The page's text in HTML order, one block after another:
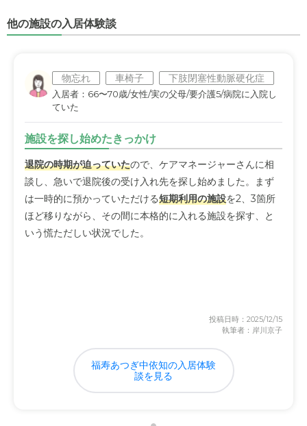
他の施設の入居体験談
物忘れ 車椅子 下肢閉塞性動脈硬化症
入居者：66〜70歳/女性/実の父母/要介護5/病院に入院し
ていた
施設を探し始めたきっかけ
退院の時期が迫っていたので、ケアマネージャーさんに相
談し、急いで退院後の受け入れ先を探し始めました。まず
は一時的に預かっていただける短期利用の施設を2、3箇所
ほど移りながら、その間に本格的に入れる施設を探す、と
いう慌ただしい状況でした。
投稿日時：2025/12/15
執筆者：岸川京子
福寿あつぎ中依知の入居体験
談を見る